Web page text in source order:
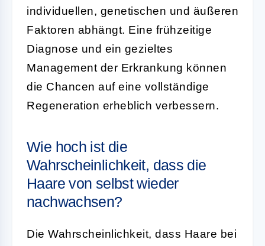
individuellen, genetischen und äußeren
Faktoren abhängt. Eine frühzeitige
Diagnose und ein gezieltes
Management der Erkrankung können
die Chancen auf eine vollständige
Regeneration erheblich verbessern.
Wie hoch ist die
Wahrscheinlichkeit, dass die
Haare von selbst wieder
nachwachsen?
Die Wahrscheinlichkeit, dass Haare bei